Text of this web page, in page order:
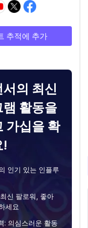
추적에 추가
의 최신
램 활동을
가십을 확
!
인기 있는 인플루
신 팔로워, 좋아
세요
: 의심스러운 활동